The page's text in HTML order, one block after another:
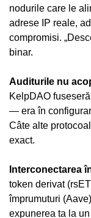
nodurile care le
adrese IP reale,
compromisi.
binar.
Auditurile nu
KelpDAO
— era în
Câte alte
exact.
Interconectarea
token derivat
împrumuturi
expunerea ta la